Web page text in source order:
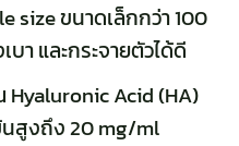
size ขนาดเล็กกว่า 100
บา และกระจายตัวได้ดี
Acid (HA)
นสูงถึง 20 mg/ml